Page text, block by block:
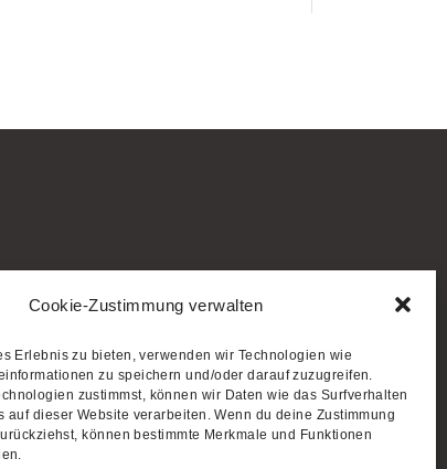
Cookie-Zustimmung verwalten
Erlebnis zu bieten, verwenden wir Technologien wie
zu speichern und/oder darauf zuzugreifen.
zustimmst, können wir Daten wie das Surfverhalten
auf dieser Website verarbeiten. Wenn du deine Zustimmung
können bestimmte Merkmale und Funktionen